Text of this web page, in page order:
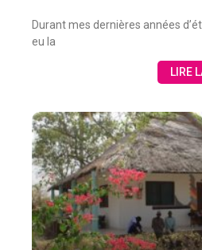
Durant mes dernières années
eu la
LIRE